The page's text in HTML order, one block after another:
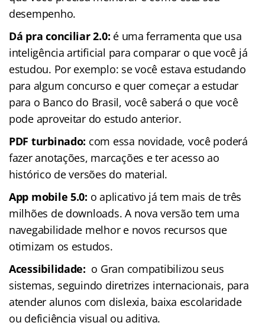
desempenho.
Dá pra conciliar 2.0: é uma ferramenta que usa
inteligência artificial para comparar o que você já
estudou. Por exemplo: se você estava estudando
para algum concurso e quer começar a estudar
para o Banco do Brasil, você saberá o que você
pode aproveitar do estudo anterior.
PDF turbinado: com essa novidade, você poderá
fazer anotações, marcações e ter acesso ao
histórico de versões do material.
App mobile 5.0: o aplicativo já tem mais de três
milhões de downloads. A nova versão tem uma
navegabilidade melhor e novos recursos que
otimizam os estudos.
Acessibilidade: o Gran compatibilizou seus
sistemas, seguindo diretrizes internacionais, para
atender alunos com dislexia, baixa escolaridade
ou deficiência visual ou aditiva.